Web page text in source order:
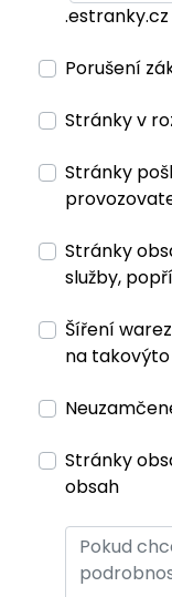
.estranky.cz
Porušení
Stránky v
Stránky
Stránky
služby,
Šíření
na
Stránky
obsah